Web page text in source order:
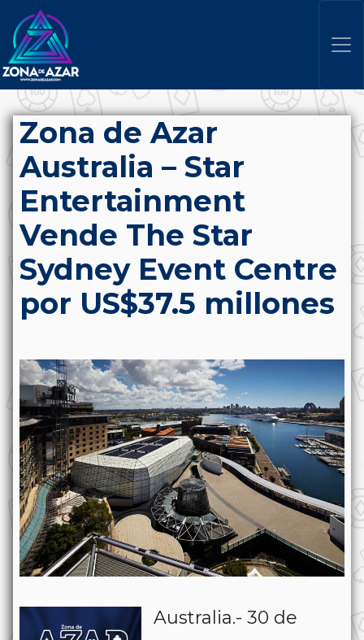
Zona de Azar
Australia – Star
Entertainment
Vende The Star
Sydney Event Centre
por US$37.5 millones
Australia.- 30 de